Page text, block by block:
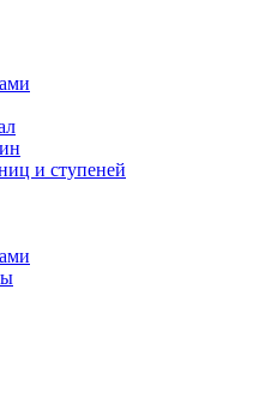
и ступеней